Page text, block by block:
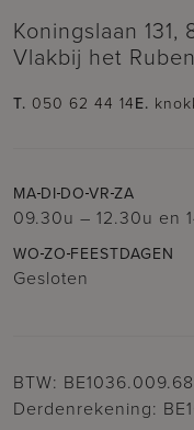
Koningslaan
Vlakbij het
T. 050 62 44 14E.
MA DI DO VR ZA
09.30u – 12.30u en
WO ZO FEESTDAGEN
Gesloten
BTW:
Derdenrekening: